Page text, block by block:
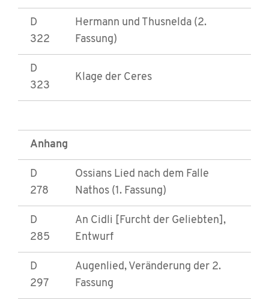
D
322
Hermann und Thusnelda (2.
Fassung)
D
323
Klage der Ceres
Anhang
D
278
Ossians Lied nach dem Falle
Nathos (1. Fassung)
D
285
An Cidli [Furcht der Geliebten],
Entwurf
D
297
Augenlied, Veränderung der 2.
Fassung